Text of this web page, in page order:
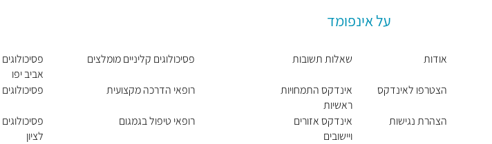
על אינפומד
אודות
הצטרפו לאינדקס
הצהרת נגישות
שאלות תשובות
אינדקס התמחויות
ראשיות
אינדקס אזורים
ויישובים
פסיכולוגים קליניים מומלצים
רופאי הדרכה מקצועית
רופאי טיפול בגמגום
אביב יפו
לציון